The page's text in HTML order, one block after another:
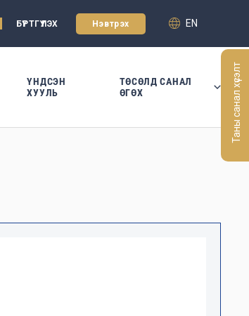
БҮРТГҮҮЛЭХ Нэвтрэх EN
ҮНДСЭН
ХУУЛЬ
ТӨСӨЛД САНАЛ
ӨГӨХ
Таны санал хүсэлт